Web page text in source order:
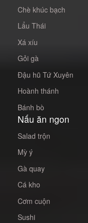
Chè khúc bạch
Lẩu Thái
Xá xíu
Gỏi gà
Đậu hũ Tứ Xuyên
Hoành thánh
Bánh bò
Nấu ăn ngon
Salad trộn
Mỳ ý
Gà quay
Cá kho
Cơm cuộn
Sushi